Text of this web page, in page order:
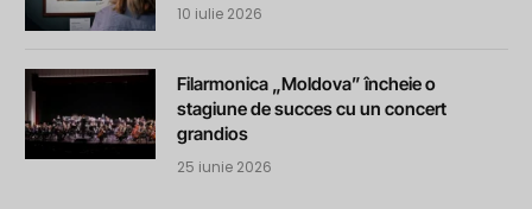
10 iulie 2026
Filarmonica „Moldova” încheie o
stagiune de succes cu un concert
grandios
25 iunie 2026